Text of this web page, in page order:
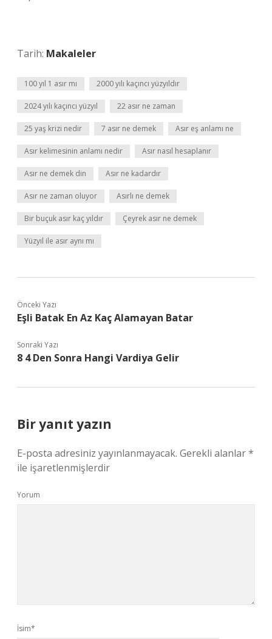
Tarih: Makaleler
100 yıl 1 asır mı 2000 yılı kaçıncı yüzyıldır
2024 yılı kaçıncı yüzyıl 22 asır ne zaman
25 yaş krizi nedir 7 asır ne demek Asır eş anlamı ne
Asır kelimesinin anlamı nedir Asır nasıl hesaplanır
Asır ne demek din Asır ne kadardır
Asır ne zaman oluyor Asırlı ne demek
Bir buçuk asır kaç yıldır Çeyrek asır ne demek
Yüzyıl ile asır aynı mı
Önceki Yazı
Eşli Batak En Az Kaç Alamayan Batar
Sonraki Yazı
8 4 Den Sonra Hangi Vardiya Gelir
Bir yanıt yazın
E-posta adresiniz yayınlanmayacak. Gerekli alanlar*
ile işaretlenmişlerdir
Yorum
İsim*